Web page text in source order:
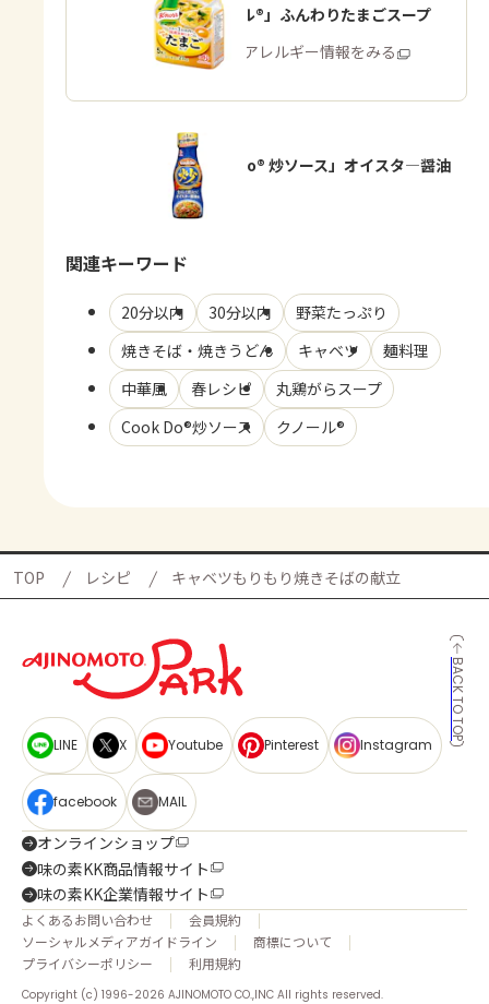
「クノール®」ふんわりたまごスープ
商品・アレルギー情報をみる
「Cook Do® 炒ソース」オイスタ―醤油
味
関連キーワード
20分以内 30分以内
野菜たっぷり
焼きそば・焼きうどん
キャベツ
麺料理
中華風
春レシピ
丸鶏がらスープ
Cook Do®炒ソース
クノール®
TOP レシピ キャベツもりもり焼きそばの献立
BACK TO TOP
LINE X Youtube Pinterest Instagram
facebook MAIL
オンラインショップ
味の素KK商品情報サイト
味の素KK企業情報サイト
よくあるお問い合わせ
会員規約
ソーシャルメディアガイドライン
商標について
プライバシーポリシー
利用規約
Copyright (c) 1996-2026 AJINOMOTO CO.,INC All rights reserved.